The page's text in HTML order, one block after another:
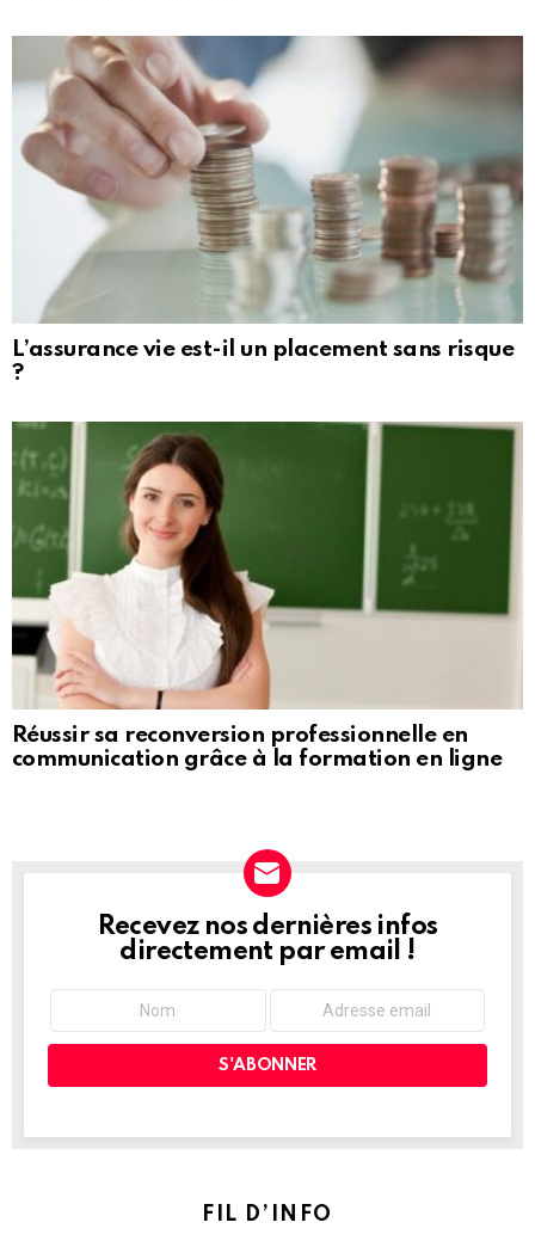
L’assurance vie est-il un placement sans risque
?
Réussir sa reconversion professionnelle en
communication grâce à la formation en ligne
NEWSLETTER
Recevez nos dernières infos
directement par email !
FIL D’INFO